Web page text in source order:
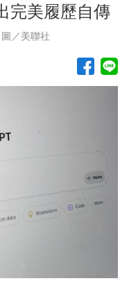
完美履歷自傳
圖／美聯社